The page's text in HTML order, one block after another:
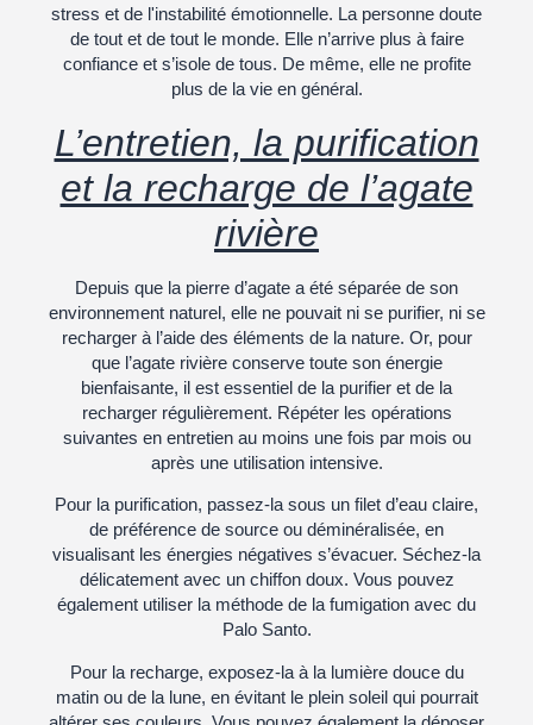
stress et de l'instabilité émotionnelle. La personne doute
de tout et de tout le monde. Elle n’arrive plus à faire
confiance et s’isole de tous. De même, elle ne profite
plus de la vie en général.
L’entretien, la purification
et la recharge de l’agate
rivière
Depuis que la pierre d’agate a été séparée de son
environnement naturel, elle ne pouvait ni se purifier, ni se
recharger à l’aide des éléments de la nature. Or, pour
que l’agate rivière conserve toute son énergie
bienfaisante, il est essentiel de la purifier et de la
recharger régulièrement. Répéter les opérations
suivantes en entretien au moins une fois par mois ou
après une utilisation intensive.
Pour la purification, passez-la sous un filet d’eau claire,
de préférence de source ou déminéralisée, en
visualisant les énergies négatives s’évacuer. Séchez-la
délicatement avec un chiffon doux. Vous pouvez
également utiliser la méthode de la fumigation avec du
Palo Santo.
Pour la recharge, exposez-la à la lumière douce du
matin ou de la lune, en évitant le plein soleil qui pourrait